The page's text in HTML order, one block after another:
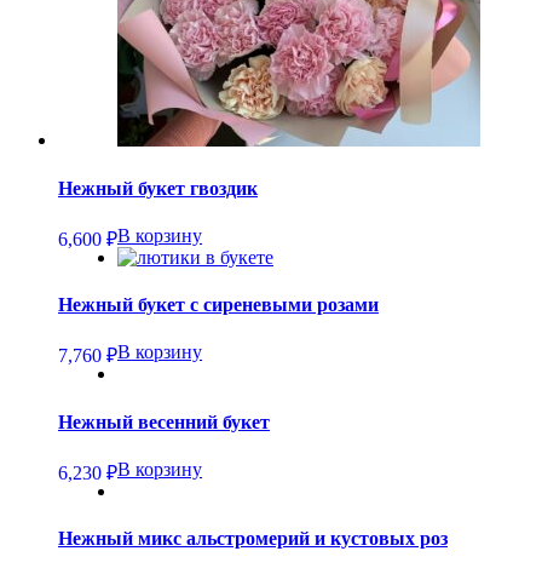
Нежный букет гвоздик
6,600 ₽В корзину
Нежный букет с сиреневыми розами
7,760 ₽В корзину
Нежный весенний букет
6,230 ₽В корзину
Нежный микс альстромерий и кустовых роз